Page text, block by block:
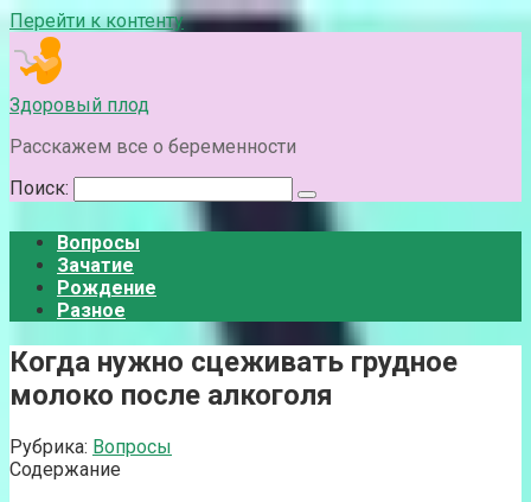
Перейти к контенту
Здоровый плод
Расскажем все о беременности
Поиск:
Вопросы
Зачатие
Рождение
Разное
Когда нужно сцеживать грудное
молоко после алкоголя
Рубрика: Вопросы
Содержание